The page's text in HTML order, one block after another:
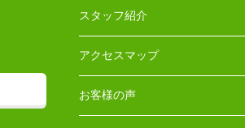
スタッフ紹介
アクセスマップ
お客様の声